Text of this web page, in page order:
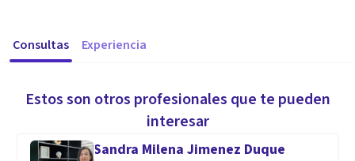
Consultas Experiencia
Estos son otros profesionales que te pueden
interesar
Sandra Milena Jimenez Duque